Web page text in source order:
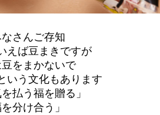
さんご存知
えば豆まきですが
をまかないで
いう文化もあります
を払う福を贈る」
を分け合う」